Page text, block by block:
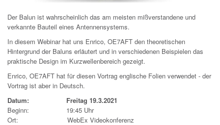
Der Balun ist wahrscheinlich das am meisten mißverstandene und
verkannte Bauteil eines Antennensystems.
In diesem Webinar hat uns Enrico, OE7AFT den theoretischen
Hintergrund der Baluns erläutert und in verschiedenen Beispielen das
praktische Design im Kurzwellenbereich gezeigt.
Enrico, OE7AFT hat für diesen Vortrag englische Folien verwendet - der
Vortrag ist aber in Deutsch.
Datum: Freitag 19.3.2021
Beginn: 19:45 Uhr
Ort: WebEx Videokonferenz